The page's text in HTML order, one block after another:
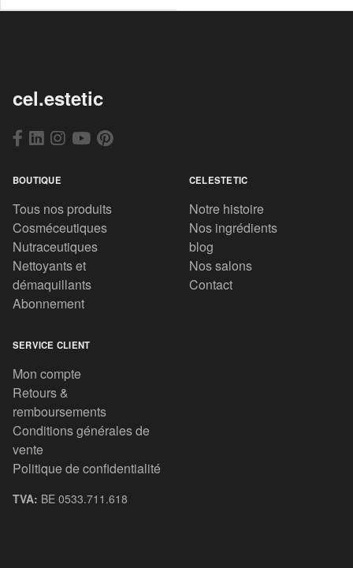
cel.estetic
BOUTIQUE
Tous nos produits
Cosméceutiques
Nutraceutiques
Nettoyants et
démaquillants
Abonnement
CELESTETIC
Notre histoire
Nos ingrédients
blog
Nos salons
Contact
SERVICE CLIENT
Mon compte
Retours &
remboursements
Conditions générales de
vente
Politique de confidentialité
TVA: BE 0533.711.618